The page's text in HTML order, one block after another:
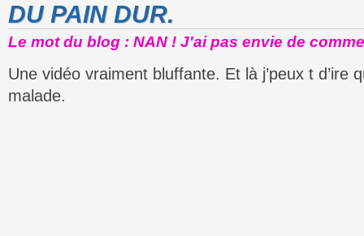
DU PAIN DUR.
Le mot du blog : NAN ! J'ai pas envie de
Une vidéo vraiment bluffante. Et là j’peux t d’ire
malade.